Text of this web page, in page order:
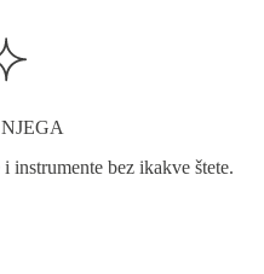
instrumente bez ikakve štete.